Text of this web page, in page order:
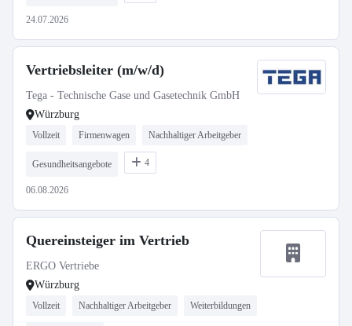
24.07.2026
Vertriebsleiter (m/w/d)
Tega - Technische Gase und Gasetechnik GmbH
Würzburg
Vollzeit Firmenwagen Nachhaltiger Arbeitgeber
Gesundheitsangebote 4
06.08.2026
Quereinsteiger im Vertrieb
ERGO Vertriebe
Würzburg
Vollzeit Nachhaltiger Arbeitgeber Weiterbildungen